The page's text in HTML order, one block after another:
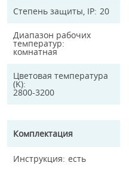
Степень защиты, IP 20
Диапазон рабочих
температур
комнатная
Цветовая температура
(K)
2800-3200
Комплектация
Инструкция есть